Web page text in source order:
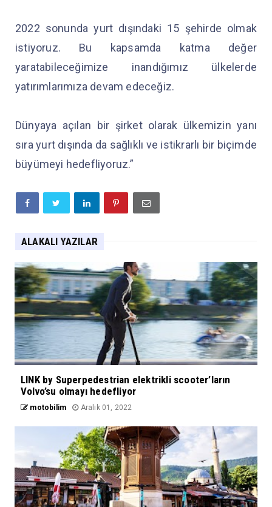
2022 sonunda yurt dışındaki 15 şehirde olmak
istiyoruz. Bu kapsamda katma değer
yaratabileceğimize inandığımız ülkelerde
yatırımlarımıza devam edeceğiz.
Dünyaya açılan bir şirket olarak ülkemizin yanı
sıra yurt dışında da sağlıklı ve istikrarlı bir biçimde
büyümeyi hedefliyoruz.”
ALAKALI YAZILAR
LINK by Superpedestrian elektrikli scooter’ların
Volvo’su olmayı hedefliyor
motobilim Aralık 01, 2022